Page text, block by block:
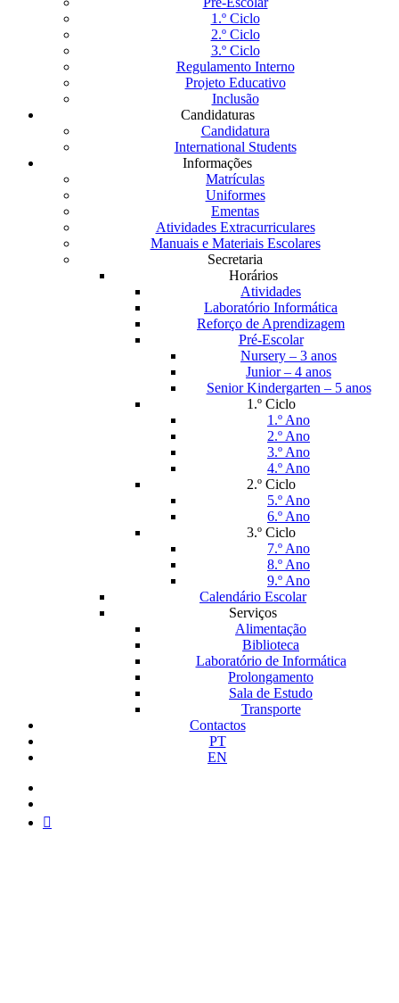
1.º Ciclo
2.º Ciclo
3.º Ciclo
Regulamento Interno
Projeto Educativo
Inclusão
Candidaturas
Candidatura
International Students
Informações
Matrículas
Uniformes
Ementas
Atividades Extracurriculares
Manuais e Materiais Escolares
Secretaria
Horários
Atividades
Laboratório Informática
Reforço de Aprendizagem
Pré-Escolar
Nursery – 3 anos
Junior – 4 anos
Senior Kindergarten – 5 anos
1.º Ciclo
1.º Ano
2.º Ano
3.º Ano
4.º Ano
2.º Ciclo
5.º Ano
6.º Ano
3.º Ciclo
7.º Ano
8.º Ano
9.º Ano
Calendário Escolar
Serviços
Alimentação
Biblioteca
Laboratório de Informática
Prolongamento
Sala de Estudo
Transporte
Contactos
PT
EN
medium